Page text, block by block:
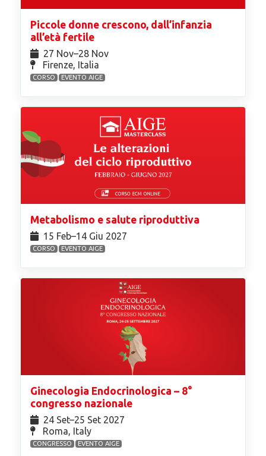
Piccole donne crescono, dall’infanzia
all’età fertile
27 Nov⁠–28 Nov
Firenze, Italia
CORSO EVENTO AIGE
Metabolismo e salute riproduttiva
15 Feb⁠–14 Giu 2027
CORSO EVENTO AIGE
Ginecologia Endocrinologica – 8°
congresso nazionale
24 Set⁠–25 Set 2027
Roma, Italy
CONGRESSO EVENTO AIGE